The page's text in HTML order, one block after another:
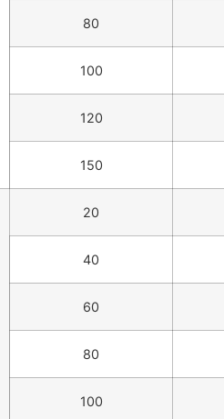
80
100
120
150
20
40
60
80
100